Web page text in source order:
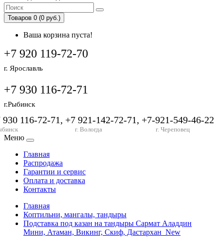
Товаров 0 (0 руб.)
Ваша корзина пуста!
+7 920 119-72-70
г. Ярославль
+7 930 116-72-71
г.Рыбинск
116-72-71, +7 921-142-72-71, +7-921-549-46-22
г. Вологда г. Череповец
Меню
Главная
Распродажа
Гарантии и сервис
Оплата и доставка
Контакты
Главная
Коптильни, мангалы, тандыры
Подставка под казан на тандыры Сармат Аладдин
Мини, Атаман, Викинг, Скиф, Дастархан_New